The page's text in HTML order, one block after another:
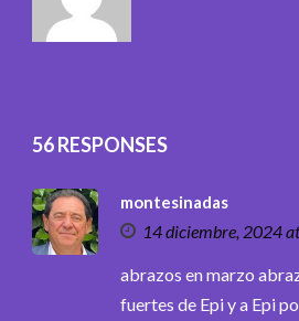
56 RESPONSES
montesinadas
14 diciembre, 2024
abrazos en marzo
fuertes de Epi y a Epi